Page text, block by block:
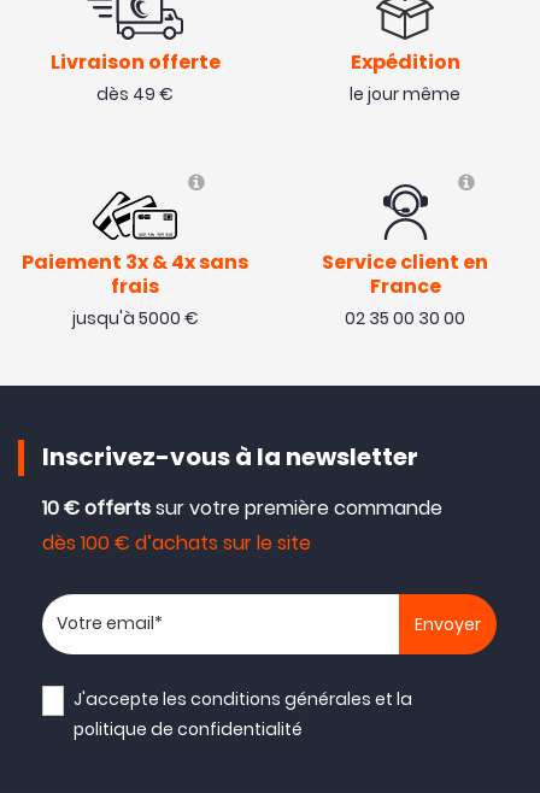
Livraison offerte
dès 49 €
Expédition
le jour même
Paiement 3x & 4x sans
frais
jusqu'à 5000 €
Service client en
France
02 35 00 30 00
Inscrivez-vous à la newsletter
10 € offertssur votre première commande
dès 100 € d’achats sur le site
Votre adresse email
J'accepte lesconditions générales et la
politique de confidentialité